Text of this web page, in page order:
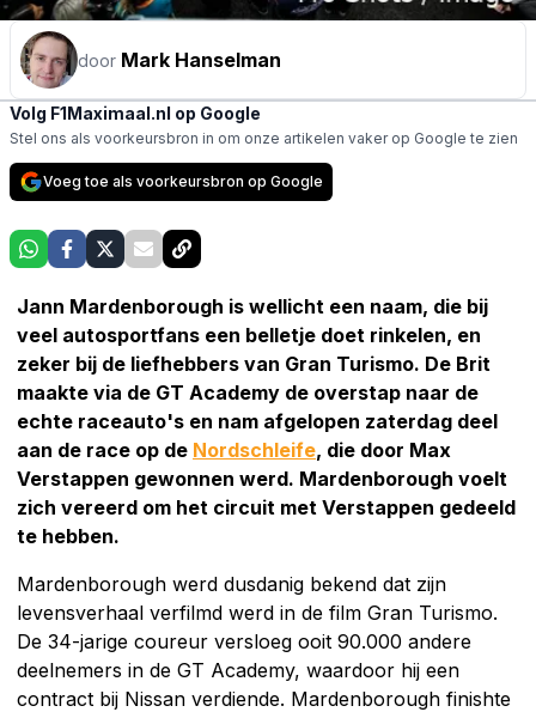
door Mark Hanselman
Volg F1Maximaal.nl op Google
Stel ons als voorkeursbron in om onze artikelen vaker op Google te zien
Voeg toe als voorkeursbron op Google
Jann Mardenborough is wellicht een naam, die bij
veel autosportfans een belletje doet rinkelen, en
zeker bij de liefhebbers van Gran Turismo. De Brit
maakte via de GT Academy de overstap naar de
echte raceauto's en nam afgelopen zaterdag deel
aan de race op de Nordschleife, die door Max
Verstappen gewonnen werd. Mardenborough voelt
zich vereerd om het circuit met Verstappen gedeeld
te hebben.
Mardenborough werd dusdanig bekend dat zijn
levensverhaal verfilmd werd in de film Gran Turismo.
De 34-jarige coureur versloeg ooit 90.000 andere
deelnemers in de GT Academy, waardoor hij een
contract bij Nissan verdiende. Mardenborough finishte